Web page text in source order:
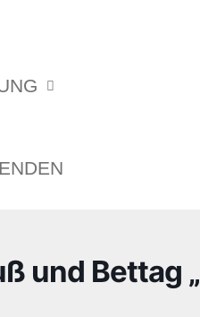
und Bettag „